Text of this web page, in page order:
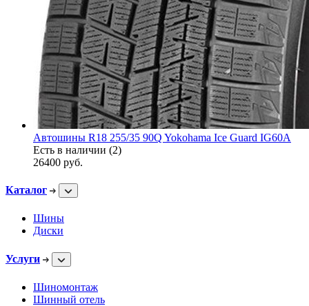
Автошины R18 255/35 90Q Yokohama Ice Guard IG60A
Есть в наличии (2)
26400 руб.
Каталог
Шины
Диски
Услуги
Шиномонтаж
Шинный отель